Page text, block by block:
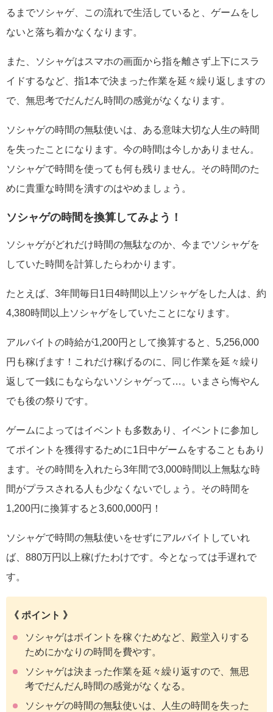
るまでソシャゲ、この流れで生活していると、ゲームをし
ないと落ち着かなくなります。
また、ソシャゲはスマホの画面から指を離さず上下にスラ
イドするなど、指1本で決まった作業を延々繰り返しますの
で、無思考でだんだん時間の感覚がなくなります。
ソシャゲの時間の無駄使いは、ある意味大切な人生の時間
を失ったことになります。今の時間は今しかありません。
ソシャゲで時間を使っても何も残りません。その時間のた
めに貴重な時間を潰すのはやめましょう。
ソシャゲの時間を換算してみよう！
ソシャゲがどれだけ時間の無駄なのか、今までソシャゲを
していた時間を計算したらわかります。
たとえば、3年間毎日1日4時間以上ソシャゲをした人は、約
4,380時間以上ソシャゲをしていたことになります。
アルバイトの時給が1,200円として換算すると、5,256,000
円も稼げます！これだけ稼げるのに、同じ作業を延々繰り
返して一銭にもならないソシャゲって…。いまさら悔やん
でも後の祭りです。
ゲームによってはイベントも多数あり、イベントに参加し
てポイントを獲得するために1日中ゲームをすることもあり
ます。その時間を入れたら3年間で3,000時間以上無駄な時
間がプラスされる人も少なくないでしょう。その時間を
1,200円に換算すると3,600,000円！
ソシャゲで時間の無駄使いをせずにアルバイトしていれ
ば、880万円以上稼げたわけです。今となっては手遅れで
す。
《 ポイント 》
ソシャゲはポイントを稼ぐためなど、殿堂入りする
ためにかなりの時間を費やす。
ソシャゲは決まった作業を延々繰り返すので、無思
考でだんだん時間の感覚がなくなる。
ソシャゲの時間の無駄使いは、人生の時間を失った